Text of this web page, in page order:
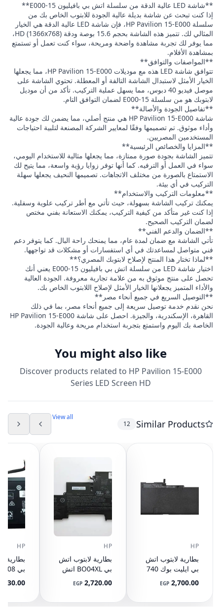
**شاشة LED عالية الدقة من سلسلة اتش بي بافيليون 15-E000**
إذا كنت تبحث عن شاشة بديلة عالية الجودة للابتوب الخاص بك من
سلسلة HP Pavilion 15-E000، فإن شاشة LED عالية الدقة هي الخيار
المثالي لك. تتميز هذه الشاشة بحجم 15.6 بوصة ودقة HD (1366x768)،
مما يوفر لك تجربة مشاهدة واضحة ومريحة، سواء كنت تعمل أو تستمتع
بمشاهدة الأفلام.
**المواصفات والتوافق**
تتوافق شاشة LED هذه مع موديلات HP Pavilion 15-E000، مما يجعلها
الخيار الأمثل لاستبدال الشاشة التالفة أو المعطلة. تحتوي الشاشة على
موصل فيديو 40 دبوس، مما يسهل عملية التركيب. تأكد من أن موديل
لابتوبك هو من سلسلة 15-E000 لضمان التوافق التام.
**تفاصيل الجودة والأصالة**
شاشة HP Pavilion 15-E000 هي منتج أصلي، مما يضمن لك جودة عالية
وأداء موثوق. تم تصميمها وفقًا لمعايير الشركة المصنعة لتلبية احتياجات
المستخدمين المصريين.
**المزايا والخصائص الرئيسية**
تتميز الشاشة بجودة صورة ممتازة، مما يجعلها مثالية للاستخدام اليومي،
سواء في العمل أو الترفيه. كما أنها توفر زوايا رؤية واسعة، مما يتيح لك
الاستمتاع بالصورة من مختلف الاتجاهات. تصميمها النحيف يجعلها سهلة
التركيب في أي بيئة.
**معلومات التركيب والاستخدام**
يمكنك تركيب الشاشة بسهولة، حيث تأتي مع أطر تركيب علوية وسفلية.
إذا كنت غير متأكد من كيفية التركيب، يمكنك الاستعانة بفني مختص
لضمان التركيب الصحيح.
**الضمان والدعم الفني**
تأتي الشاشة مع ضمان لمدة عام، مما يمنحك راحة البال. كما يتوفر دعم
فني متواصل لمساعدتك في أي استفسارات أو مشكلات قد تواجهها.
**لماذا تختار هذا المنتج لإصلاح لابتوبك المصري؟**
اختيار شاشة LED من سلسلة اتش بي بافيليون 15-E000 يعني أنك
تحصل على منتج موثوق به من علامة تجارية معروفة. الجودة العالية
والأداء المتميز يجعلانها الخيار الأمثل لإصلاح اللابتوب الخاص بك.
**التوصيل السريع في جميع أنحاء مصر**
نحن نقدم خدمة توصيل سريعة إلى جميع أنحاء مصر، بما في ذلك
القاهرة، الإسكندرية، والجيزة. احصل على شاشة HP Pavilion 15-E000
الخاصة بك اليوم واستمتع بتجربة استخدام مريحة وعالية الجودة.
You might also like
Discover products related to HP Pavilion 15-E000
Series LED Screen HD
Similar Products
12
View all
HP
بطارية لابتوب اتش
بي ايليت بوك 740
2,700.00
EGP
HP
بطارية لابتوب اتش
بي BO04XL اتش
G1 M5U02PA
2,720.00
EGP
HP
بطارية
FM08
17-